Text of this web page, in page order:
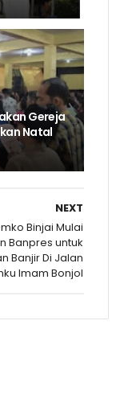
Gereja
Natal
NEXT
Binjai Mulai
Banpres untuk
Banjir Di Jalan
Imam Bonjol